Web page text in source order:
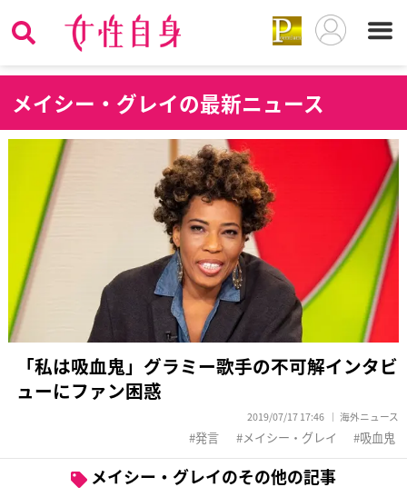
メイシー・グレイの最新ニュース
「私は吸血鬼」グラミー歌手の不可解インタビ
ューにファン困惑
2019/07/17 17:46 海外ニュース
発言 メイシー・グレイ 吸血鬼
メイシー・グレイのその他の記事